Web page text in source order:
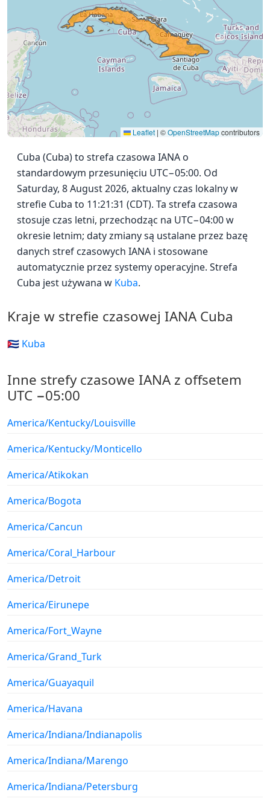
Leaflet | ©OpenStreetMapcontributors
Cuba (Cuba) to strefa czasowa IANA o
standardowym przesunięciu UTC−05:00. Od
Saturday, 8 August 2026, aktualny czas lokalny w
strefie Cuba to 11:21:31 (CDT). Ta strefa czasowa
stosuje czas letni, przechodząc na UTC−04:00 w
okresie letnim; daty zmiany są ustalane przez bazę
danych stref czasowych IANA i stosowane
automatycznie przez systemy operacyjne. Strefa
Cuba jest używana w Kuba.
Kraje w strefie czasowej IANA Cuba
🇨🇺 Kuba
Inne strefy czasowe IANA z offsetem
UTC −05:00
America/Kentucky/Louisville
America/Kentucky/Monticello
America/Atikokan
America/Bogota
America/Cancun
America/Coral_Harbour
America/Detroit
America/Eirunepe
America/Fort_Wayne
America/Grand_Turk
America/Guayaquil
America/Havana
America/Indiana/Indianapolis
America/Indiana/Marengo
America/Indiana/Petersburg